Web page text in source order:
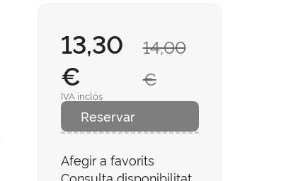
14,00
€
13,30
€
IVA inclós
Reservar
Afegir a favorits
Consulta disponibilitat